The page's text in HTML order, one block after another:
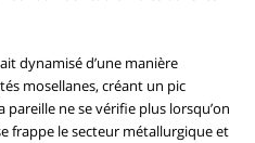
dynamisé d’une manière
mosellanes, créant un pic
ne se vérifie plus lorsqu’on
frappe le secteur métallurgique et